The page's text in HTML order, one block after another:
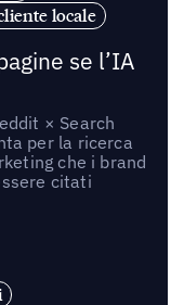
locale
se l’IA
× Search
per la ricerca
che i brand
citati